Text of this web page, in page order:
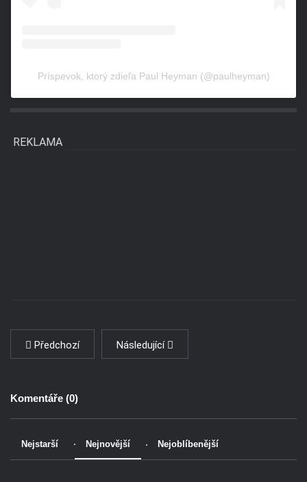
Príspevok, ktorý zdieľa Paul Heyman (@paulheyman)
REKLAMA
Předchozí Následující
Komentáře (0)
Nejstarší Nejnovější Nejoblíbenější